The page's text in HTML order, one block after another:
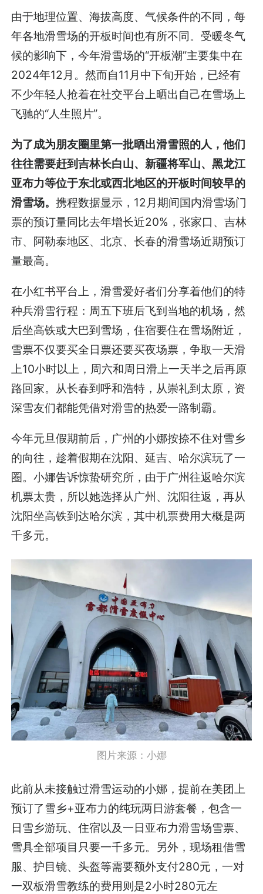
由于地理位置、海拔高度、气候条件的不同，每
年各地滑雪场的开板时间也有所不同。受暖冬气
候的影响下，今年滑雪场的“开板潮”主要集中在
2024年12月。然而自11月中下旬开始，已经有
不少年轻人抢着在社交平台上晒出自己在雪场上
飞驰的“人生照片”。
为了成为朋友圈里第一批晒出滑雪照的人，他们
往往需要赶到吉林长白山、新疆将军山、黑龙江
亚布力等位于东北或西北地区的开板时间较早的
滑雪场。携程数据显示，12月期间国内滑雪场门
票的预订量同比去年增长近20%，张家口、吉林
市、阿勒泰地区、北京、长春的滑雪场近期预订
量最高。
在小红书平台上，滑雪爱好者们分享着他们的特
种兵滑雪行程：周五下班后飞到当地的机场，然
后坐高铁或大巴到雪场，住宿要住在雪场附近，
雪票不仅要买全日票还要买夜场票，争取一天滑
上10小时以上，周六和周日滑上一天半之后再原
路回家。从长春到呼和浩特，从崇礼到太原，资
深雪友们都能凭借对滑雪的热爱一路制霸。
今年元旦假期前后，广州的小娜按捺不住对雪乡
的向往，趁着假期在沈阳、延吉、哈尔滨玩了一
圈。小娜告诉惊蛰研究所，由于广州往返哈尔滨
机票太贵，所以她选择从广州、沈阳往返，再从
沈阳坐高铁到达哈尔滨，其中机票费用大概是两
千多元。
图片来源：小娜
此前从未接触过滑雪运动的小娜，提前在美团上
预订了雪乡+亚布力的纯玩两日游套餐，包含一
日雪乡游玩、住宿以及一日亚布力滑雪场雪票、
雪具全部项目只要一千多元。另外，现场租借雪
服、护目镜、头盔等需要额外支付280元，一对
一双板滑雪教练的费用则是2小时280元左